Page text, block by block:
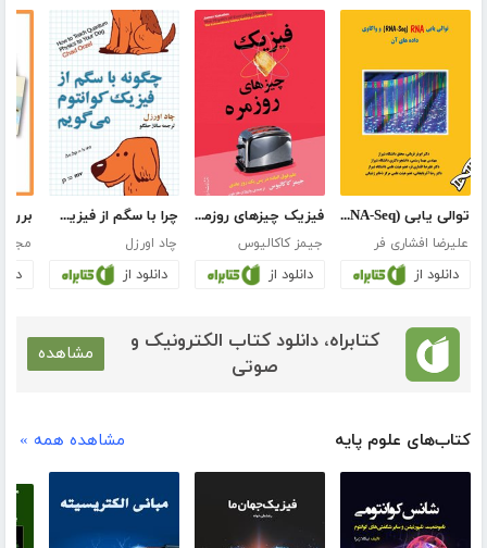
توالی‌ یابی (RNA (RNA-Seq و واکاوی داده‌های آن
علیرضا افشاری فر
دانلود از
فیزیک چیزهای روزمره
جیمز کاکالیوس
دانلود از
چرا با سگم از فیزیک کوانتوم می‌گویم؟
چاد اورزل
دانلود از
کتابراه، دانلود کتاب الکترونیک و
صوتی
مشاهده
کتاب‌های علوم پایه مشاهده همه »